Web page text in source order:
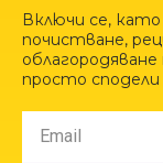
Включи се,
почистване,
просто